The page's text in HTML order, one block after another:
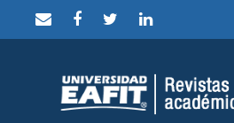
to
Main
Navigation